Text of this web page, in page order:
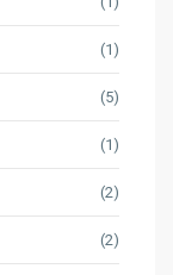
(1)
(5)
(1)
(2)
(2)